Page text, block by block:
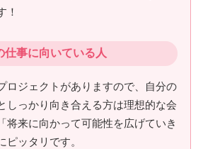
！
仕事に向いている人
ロジェクトがありますので、自分の
しっかり向き合える方は理想的な会
将来に向かって可能性を広げていき
ピッタリです。